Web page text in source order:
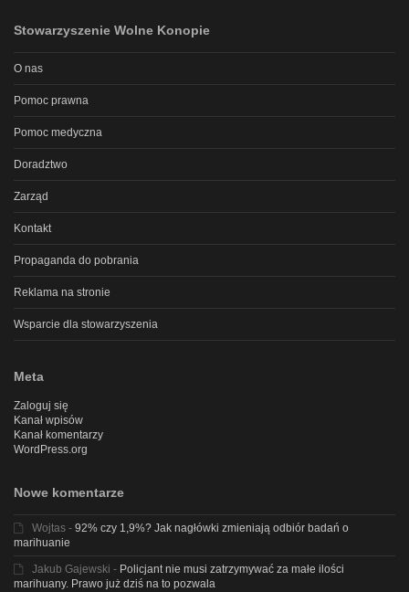
Stowarzyszenie Wolne Konopie
O nas
Pomoc prawna
Pomoc medyczna
Doradztwo
Zarząd
Kontakt
Propaganda do pobrania
Reklama na stronie
Wsparcie dla stowarzyszenia
Meta
Zaloguj się
Kanał wpisów
Kanał komentarzy
WordPress.org
Nowe komentarze
Wojtas - 92% czy 1,9%? Jak nagłówki zmieniają odbiór badań o
marihuanie
Jakub Gajewski - Policjant nie musi zatrzymywać za małe ilości
marihuany. Prawo już dziś na to pozwala